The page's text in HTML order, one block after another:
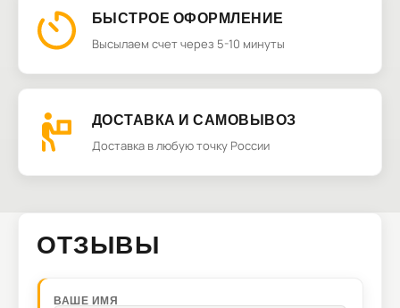
БЫСТРОЕ ОФОРМЛЕНИЕ
Высылаем счет через 5-10 минуты
ДОСТАВКА И САМОВЫВОЗ
Доставка в любую точку России
ОТЗЫВЫ
ВАШЕ ИМЯ